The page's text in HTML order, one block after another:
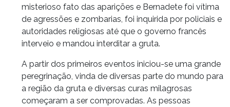
misterioso fato das aparições e Bernadete foi vítima
de agressões e zombarias, foi inquirida por policiais e
autoridades religiosas até que o governo francês
interveio e mandou interditar a gruta.
A partir dos primeiros eventos iniciou-se uma grande
peregrinação, vinda de diversas parte do mundo para
a região da gruta e diversas curas milagrosas
começaram a ser comprovadas. As pessoas